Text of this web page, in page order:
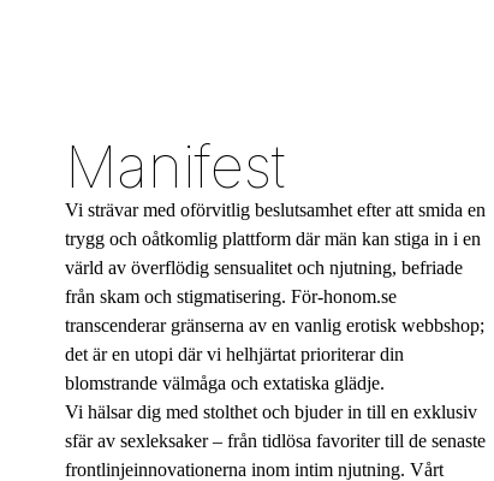
Manifest
Vi strävar med oförvitlig beslutsamhet efter att smida en
trygg och oåtkomlig plattform där män kan stiga in i en
värld av överflödig sensualitet och njutning, befriade
från skam och stigmatisering. För-honom.se
transcenderar gränserna av en vanlig erotisk webbshop;
det är en utopi där vi helhjärtat prioriterar din
blomstrande välmåga och extatiska glädje.
Vi hälsar dig med stolthet och bjuder in till en exklusiv
sfär av sexleksaker – från tidlösa favoriter till de senaste
frontlinjeinnovationerna inom intim njutning. Vårt